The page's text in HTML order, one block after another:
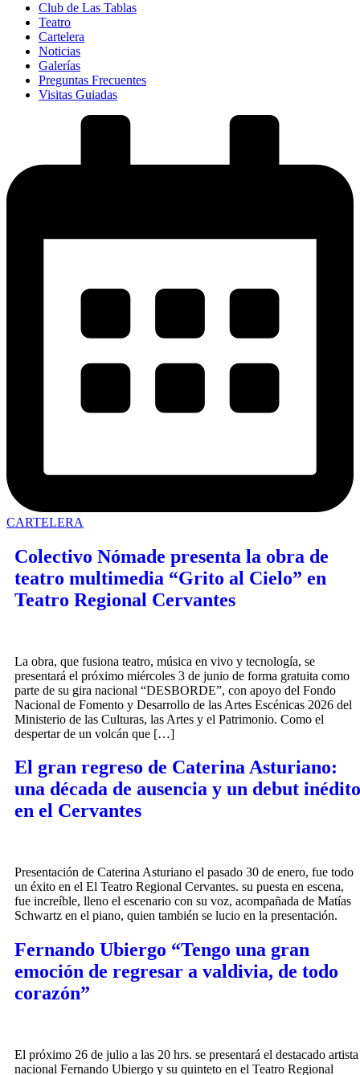
Club de Las Tablas
Teatro
Cartelera
Noticias
Galerías
Preguntas Frecuentes
Visitas Guiadas
CARTELERA
Colectivo Nómade presenta la obra de
teatro multimedia “Grito al Cielo” en
Teatro Regional Cervantes
La obra, que fusiona teatro, música en vivo y tecnología, se
presentará el próximo miércoles 3 de junio de forma gratuita como
parte de su gira nacional “DESBORDE”, con apoyo del Fondo
Nacional de Fomento y Desarrollo de las Artes Escénicas 2026 del
Ministerio de las Culturas, las Artes y el Patrimonio. Como el
despertar de un volcán que […]
El gran regreso de Caterina Asturiano:
una década de ausencia y un debut inédito
en el Cervantes
Presentación de Caterina Asturiano el pasado 30 de enero, fue todo
un éxito en el El Teatro Regional Cervantes. su puesta en escena,
fue increíble, lleno el escenario con su voz, acompañada de Matías
Schwartz en el piano, quien también se lucio en la presentación.
Fernando Ubiergo “Tengo una gran
emoción de regresar a valdivia, de todo
corazón”
El próximo 26 de julio a las 20 hrs. se presentará el destacado artista
nacional Fernando Ubiergo y su quinteto en el Teatro Regional